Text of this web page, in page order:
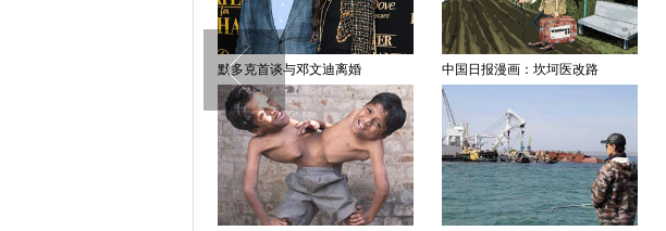
默多克首谈与邓文迪离婚 中国日报漫画：坎坷医改路